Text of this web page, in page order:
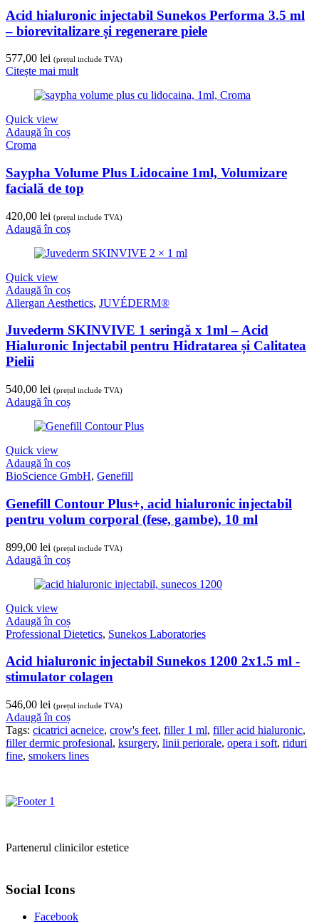
Acid hialuronic injectabil Sunekos Performa 3.5 ml
– biorevitalizare și regenerare piele
577,00 lei (prețul include TVA)
Citește mai mult
Quick view
Adaugă în coș
Croma
Saypha Volume Plus Lidocaine 1ml, Volumizare
facială de top
420,00 lei (prețul include TVA)
Adaugă în coș
Quick view
Adaugă în coș
Allergan Aesthetics, JUVÉDERM®
Juvederm SKINVIVE 1 seringă x 1ml – Acid
Hialuronic Injectabil pentru Hidratarea și Calitatea
Pielii
540,00 lei (prețul include TVA)
Adaugă în coș
Quick view
Adaugă în coș
BioScience GmbH, Genefill
Genefill Contour Plus+, acid hialuronic injectabil
pentru volum corporal (fese, gambe), 10 ml
899,00 lei (prețul include TVA)
Adaugă în coș
Quick view
Adaugă în coș
Professional Dietetics, Sunekos Laboratories
Acid hialuronic injectabil Sunekos 1200 2x1.5 ml -
stimulator colagen
546,00 lei (prețul include TVA)
Adaugă în coș
Tags: cicatrici acneice, crow's feet, filler 1 ml, filler acid hialuronic,
filler dermic profesional, ksurgery, linii periorale, opera i soft, riduri
fine, smokers lines
Partenerul clinicilor estetice
Social Icons
Facebook